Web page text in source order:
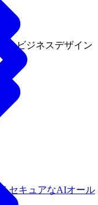
セキュアなAIオール
ービジネスデザイン